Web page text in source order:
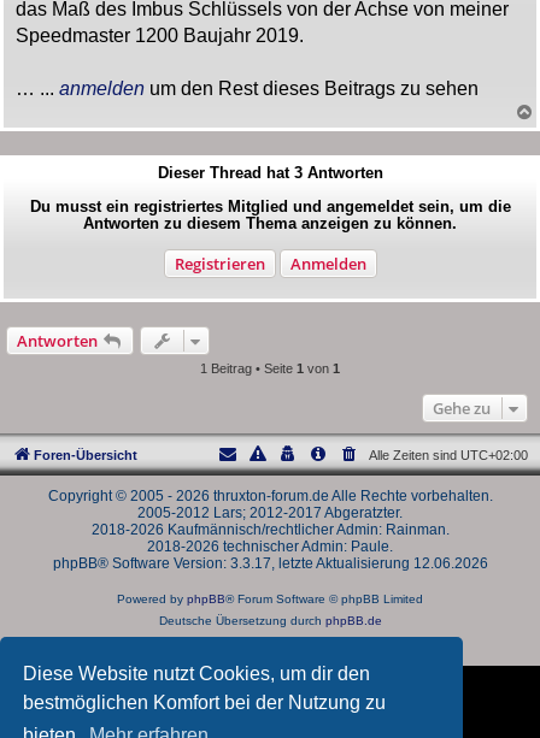
Diese Website nutzt Cookies, um dir den
bestmöglichen Komfort bei der Nutzung zu
das Maß des Imbus Schlüssels von der Achse von meiner
Speedmaster 1200 Baujahr 2019.
… ... anmelden um den Rest dieses Beitrags zu sehen
Dieser Thread hat 3Antworten
Du musst ein registriertes Mitglied und angemeldet sein, um die
Antworten zu diesem Thema anzeigen zu können.
Registrieren Anmelden
Antworten
1 Beitrag • Seite 1 von 1
Gehe zu
Foren-Übersicht Alle Zeiten sind UTC+02:00
Copyright © 2005 - 2026 thruxton-forum.de Alle Rechte vorbehalten.
2005-2012 Lars; 2012-2017 Abgeratzter.
2018-2026 Kaufmännisch/rechtlicher Admin: Rainman.
2018-2026 technischer Admin: Paule.
phpBB® Software Version: 3.3.17, letzte Aktualisierung 12.06.2026
Powered by phpBB® Forum Software © phpBB Limited
Deutsche Übersetzung durch phpBB.de